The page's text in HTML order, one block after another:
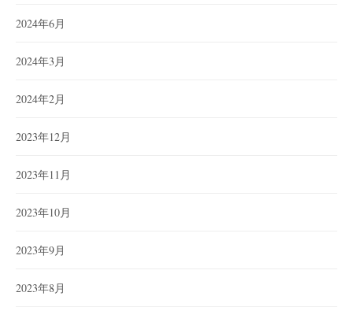
2024年6月
2024年3月
2024年2月
2023年12月
2023年11月
2023年10月
2023年9月
2023年8月